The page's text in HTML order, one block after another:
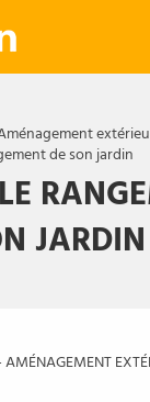
de son jardin
JARDIN
AMÉNAGEMENT